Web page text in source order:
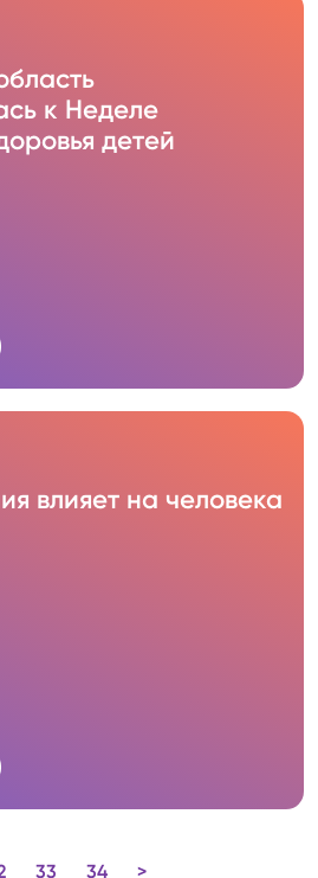
к Неделе
детей
влияет на человека
33 34 >